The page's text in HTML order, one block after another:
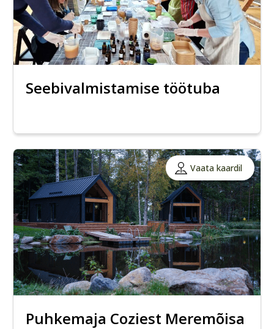
Seebivalmistamise töötuba
Vaata kaardil
Puhkemaja Coziest Meremõisa